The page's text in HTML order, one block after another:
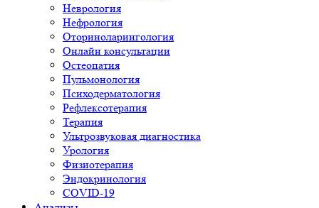
Неврология
Нефрология
Оториноларингология
Онлайн консультации
Остеопатия
Пульмонология
Психодерматология
Рефлексотерапия
Терапия
Ультрозвуковая диагностика
Урология
Физиотерапия
Эндокринология
COVID-19